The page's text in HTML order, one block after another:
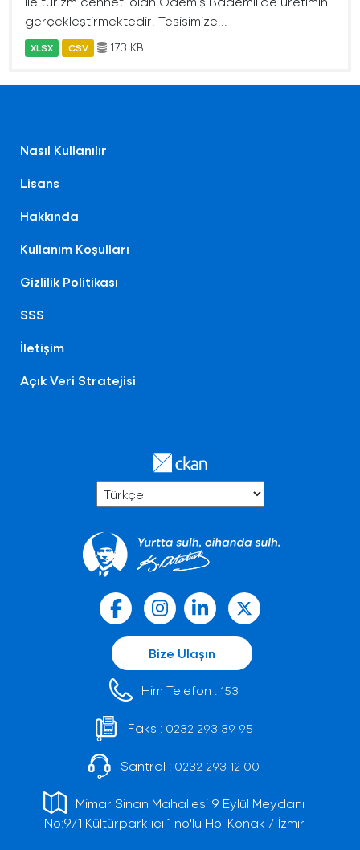
gerçekleştirmektedir. Tesisimize...
XLSX CSV 173 KB
Nasıl Kullanılır
Lisans
Hakkında
Kullanım Koşulları
Gizlilik Politikası
SSS
İletişim
Açık Veri Stratejisi
Bize Ulaşın
Him Telefon : 153
Faks : 0232 293 39 95
Santral : 0232 293 12 00
Mimar Sinan Mahallesi 9 Eylül Meydanı
No:9/1 Kültürpark içi 1 no'lu Hol Konak / İzmir